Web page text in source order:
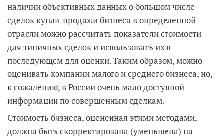
наличии объективных данных о большом числе
сделок купли-продажи бизнеса в определенной
отрасли можно рассчитать показатели стоимости
для типичных сделок и использовать их в
последующем для оценки. Таким образом, можно
оценивать компании малого и среднего бизнеса, но,
к сожалению, в России очень мало доступной
информации по совершенным сделкам.
Стоимость бизнеса, оцененная этими методами,
должна быть скорректирована (уменьшена) на